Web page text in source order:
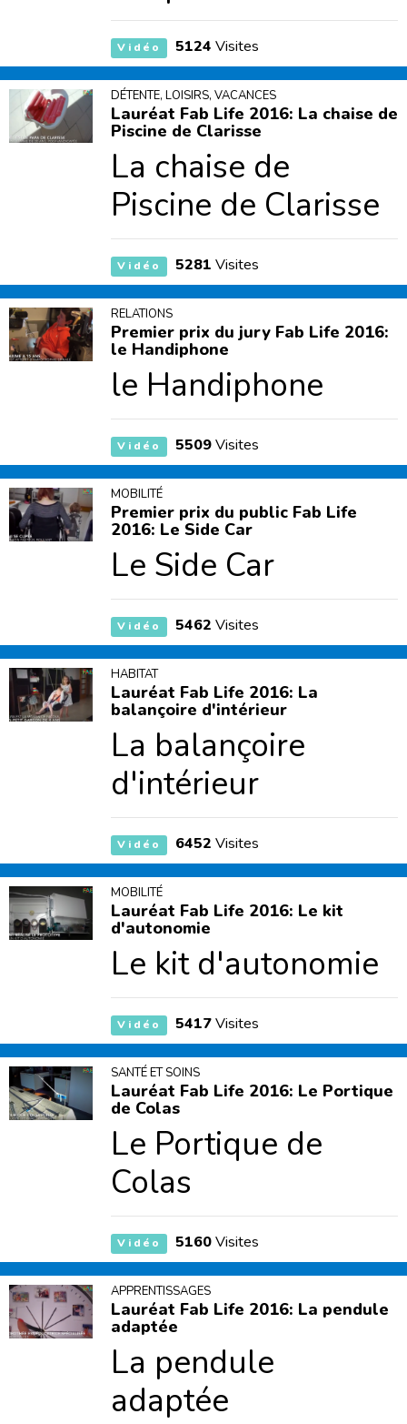
Vidéo 5124 Visites
DÉTENTE, LOISIRS, VACANCES
Lauréat Fab Life 2016: La chaise de
Piscine de Clarisse
La chaise de
Piscine de Clarisse
Vidéo 5281 Visites
RELATIONS
Premier prix du jury Fab Life 2016:
le Handiphone
le Handiphone
Vidéo 5509Visites
MOBILITÉ
Premier prix du public Fab Life
2016: Le Side Car
Le Side Car
Vidéo 5462 Visites
HABITAT
Lauréat Fab Life 2016: La
balançoire d'intérieur
La balançoire
d'intérieur
Vidéo 6452 Visites
MOBILITÉ
Lauréat Fab Life 2016: Le kit
d'autonomie
Le kit d'autonomie
Vidéo 5417Visites
SANTÉ ET SOINS
Lauréat Fab Life 2016: Le Portique
de Colas
Le Portique de
Colas
Vidéo 5160Visites
APPRENTISSAGES
Lauréat Fab Life 2016: La pendule
adaptée
La pendule
adaptée